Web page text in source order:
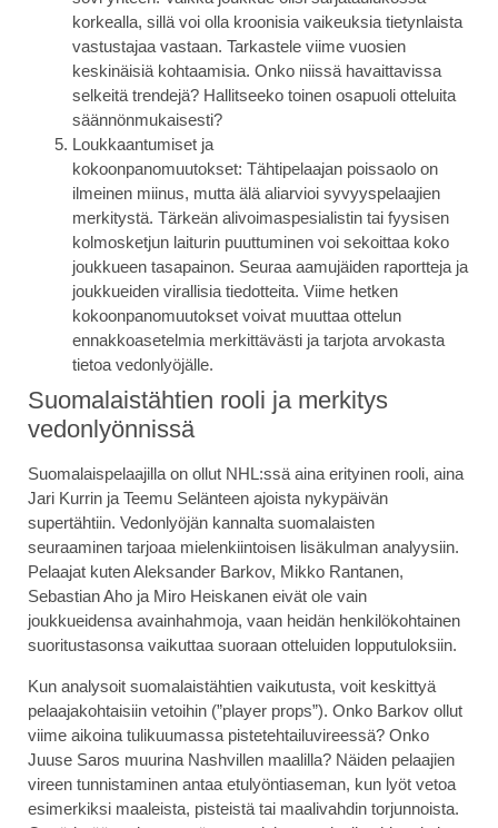
korkealla, sillä voi olla kroonisia vaikeuksia tietynlaista
vastustajaa vastaan. Tarkastele viime vuosien
keskinäisiä kohtaamisia. Onko niissä havaittavissa
selkeitä trendejä? Hallitseeko toinen osapuoli otteluita
säännönmukaisesti?
Loukkaantumiset ja
kokoonpanomuutokset: Tähtipelaajan poissaolo on
ilmeinen miinus, mutta älä aliarvioi syvyyspelaajien
merkitystä. Tärkeän alivoimaspesialistin tai fyysisen
kolmosketjun laiturin puuttuminen voi sekoittaa koko
joukkueen tasapainon. Seuraa aamujäiden raportteja ja
joukkueiden virallisia tiedotteita. Viime hetken
kokoonpanomuutokset voivat muuttaa ottelun
ennakkoasetelmia merkittävästi ja tarjota arvokasta
tietoa vedonlyöjälle.
Suomalaistähtien rooli ja merkitys
vedonlyönnissä
Suomalaispelaajilla on ollut NHL:ssä aina erityinen rooli, aina
Jari Kurrin ja Teemu Selänteen ajoista nykypäivän
supertähtiin. Vedonlyöjän kannalta suomalaisten
seuraaminen tarjoaa mielenkiintoisen lisäkulman analyysiin.
Pelaajat kuten Aleksander Barkov, Mikko Rantanen,
Sebastian Aho ja Miro Heiskanen eivät ole vain
joukkueidensa avainhahmoja, vaan heidän henkilökohtainen
suoritustasonsa vaikuttaa suoraan otteluiden lopputuloksiin.
Kun analysoit suomalaistähtien vaikutusta, voit keskittyä
pelaajakohtaisiin vetoihin (”player props”). Onko Barkov ollut
viime aikoina tulikuumassa pistetehtailuvireessä? Onko
Juuse Saros muurina Nashvillen maalilla? Näiden pelaajien
vireen tunnistaminen antaa etulyöntiaseman, kun lyöt vetoa
esimerkiksi maaleista, pisteistä tai maalivahdin torjunnoista.